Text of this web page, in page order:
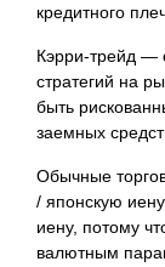
кредитного
Кэрри-трейд —
стратегий на
быть
заемных
Обычные
/ японскую
иену, потому
валютным